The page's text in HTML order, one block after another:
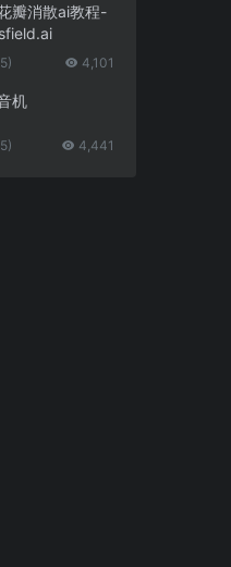
瓣消散ai教程-
4,101
机
4,441